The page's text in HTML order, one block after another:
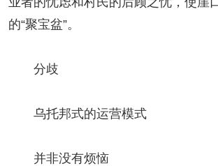
的“聚宝盆”。
分歧
乌托邦式的运营模式
并非没有烦恼